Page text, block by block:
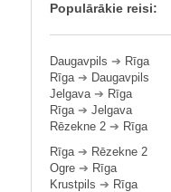
Populārākie reisi:
Daugavpils ➔ Rīga
Rīga➔ Daugavpils
Jelgava➔ Rīga
Rīga➔ Jelgava
Rēzekne 2 ➔ Rīga
Rīga➔ Rēzekne 2
Ogre ➔ Rīga
Krustpils ➔ Rīga